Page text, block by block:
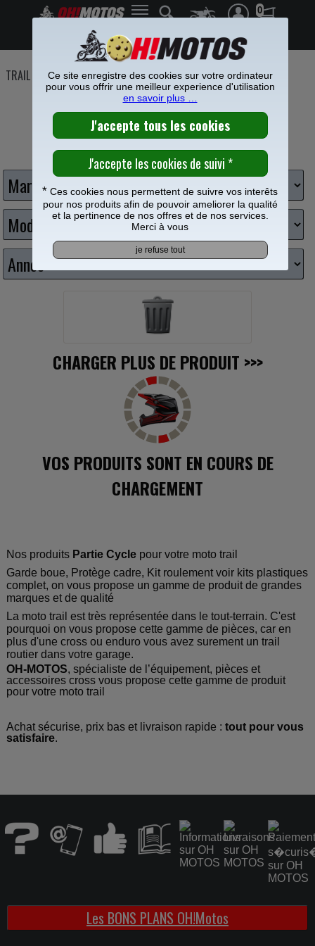
0
Frais de port offerts à partir de 49€
TRAIL Partie Cycle
Choisissez votre moto trail
CHARGER PLUS DE PRODUIT >>>
VOS PRODUITS SONT EN COURS DE
CHARGEMENT
Nos produits Partie Cyclepour votre moto trail
Garde boue, Protège cadre, Kit roulement voir kits plastiques
complet, on vous propose un gamme de produit de grandes
marques et de qualité
La moto trail est très représentée dans le tout-terrain. C'est
pourquoi on vous propose cette gamme de pièces, car en
plus d'une cross ou enduro vous avez surement un trail
routier dans votre garage.
OH-MOTOS, spécialiste de l’équipement, pièces et
accessoires cross vous propose cette gamme de produit
pour votre moto trail
Achat sécurise, prix bas et livraison rapide : tout pour vous
satisfaire.
Les BONS PLANS OH!Motos
Ce site enregistre des cookies sur votre ordinateur
pour vous offrir une meilleur experience d'utilisation
en savoir plus …
* Ces cookies nous permettent de suivre vos interêts
pour nos produits afin de pouvoir ameliorer la qualité
et la pertinence de nos offres et de nos services.
Merci à vous